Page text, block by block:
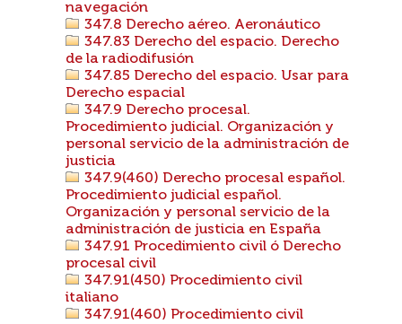
navegación
347.8 Derecho aéreo. Aeronáutico
347.83 Derecho del espacio. Derecho
de la radiodifusión
347.85 Derecho del espacio. Usar para
Derecho espacial
347.9 Derecho procesal.
Procedimiento judicial. Organización y
personal servicio de la administración de
justicia
347.9(460) Derecho procesal español.
Procedimiento judicial español.
Organización y personal servicio de la
administración de justicia en España
347.91 Procedimiento civil ó Derecho
procesal civil
347.91(450) Procedimiento civil
italiano
347.91(460) Procedimiento civil